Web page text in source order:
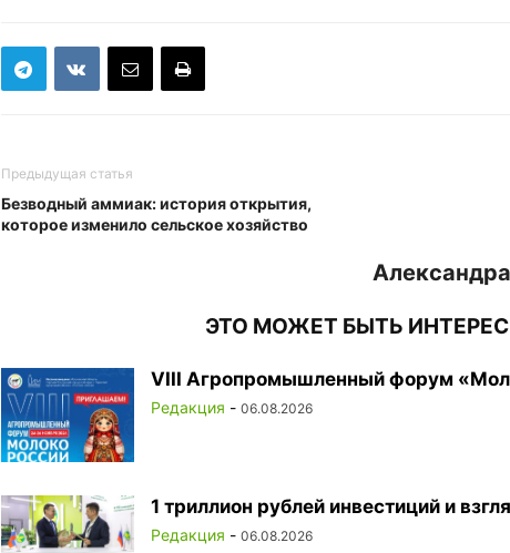
Предыдущая статья
Безводный аммиак: история открытия,
которое изменило сельское хозяйство
ЭТО МОЖЕТ БЫТЬ
VIII Агропромышленный форум
Редакция - 06.08.2026
1 триллион рублей инвестиций и
Редакция - 06.08.2026